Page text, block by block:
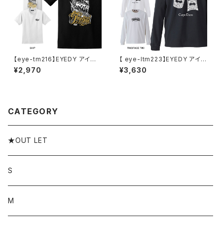
【eye-tm216】EYEDY アイディ
ー メンズ SHIP 半袖 tシャツ ブ
ランド 大きいサイズ Tシャツブ
¥2,970
【 eye-ltm223】EYEDY アイデ
ィー 大きいサイズ メンズ ロング
Tシャツ TWOFACE TIKI ロン
¥3,630
CATEGORY
★OUT LET
S
M